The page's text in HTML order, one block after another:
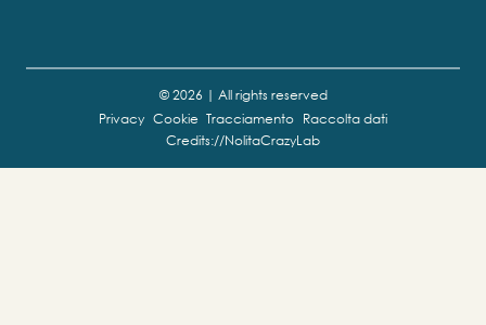
© 2026 | All rights reserved
Privacy Cookie Tracciamento Raccolta dati
Credits://NolitaCrazyLab